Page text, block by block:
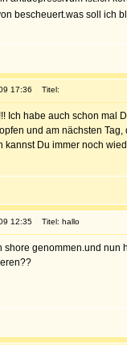
bescheuert.was soll ich
17:36 Titel:
Ich habe auch schon mal
und am nächsten
kannst Du immer noch
12:35 Titel: hallo
shore genommen.und